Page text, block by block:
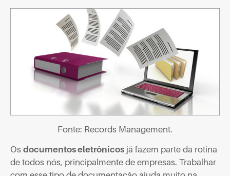
Fonte: Records Management.
Os documentos eletrônicos já fazem parte da rotina
de todos nós, principalmente de empresas. Trabalhar